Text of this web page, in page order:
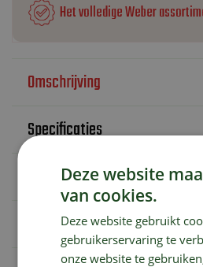
Het volledige Weber
Omschrijving
Specificaties
Verzendkosten
Showroom
Deze website
van cookies.
Deze website gebruikt
gebruikerservaring te
onze website te